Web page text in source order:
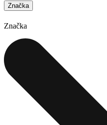
Značka
Značka